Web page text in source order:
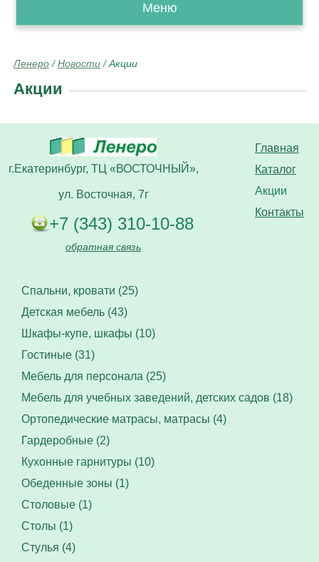
Меню
Ленеро /Новости /Акции
Акции
Главная
Каталог
Акции
Контакты
г.Екатеринбург, ТЦ «ВОСТОЧНЫЙ»,
ул. Восточная, 7г
+7 (343) 310-10-88
обратная связь
Спальни, кровати (25)
Детская мебель (43)
Шкафы-купе, шкафы (10)
Гостиные (31)
Мебель для персонала (25)
Мебель для учебных заведений, детских садов (18)
Ортопедические матрасы, матрасы (4)
Гардеробные (2)
Кухонные гарнитуры (10)
Обеденные зоны (1)
Столовые (1)
Столы (1)
Стулья (4)